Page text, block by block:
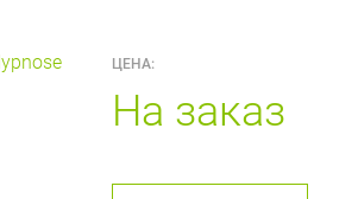
ЦЕНА:
На заказ